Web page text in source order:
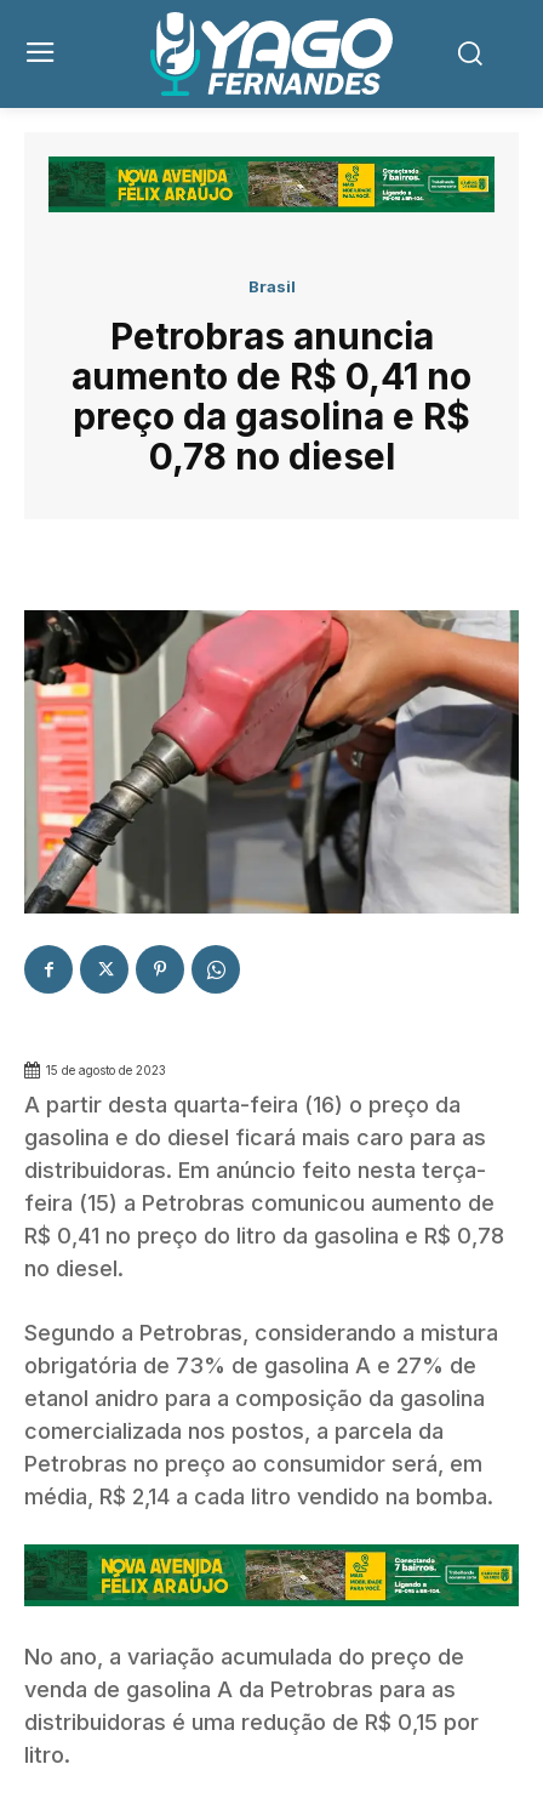
Brasil
Petrobras anuncia
aumento de R$ 0,41 no
preço da gasolina e R$
0,78 no diesel
15 de agosto de 2023
A partir desta quarta-feira (16) o preço da
gasolina e do diesel ficará mais caro para as
distribuidoras. Em anúncio feito nesta terça-
feira (15) a Petrobras comunicou aumento de
R$ 0,41 no preço do litro da gasolina e R$ 0,78
no diesel.
Segundo a Petrobras, considerando a mistura
obrigatória de 73% de gasolina A e 27% de
etanol anidro para a composição da gasolina
comercializada nos postos, a parcela da
Petrobras no preço ao consumidor será, em
média, R$ 2,14 a cada litro vendido na bomba.
No ano, a variação acumulada do preço de
venda de gasolina A da Petrobras para as
distribuidoras é uma redução de R$ 0,15 por
litro.